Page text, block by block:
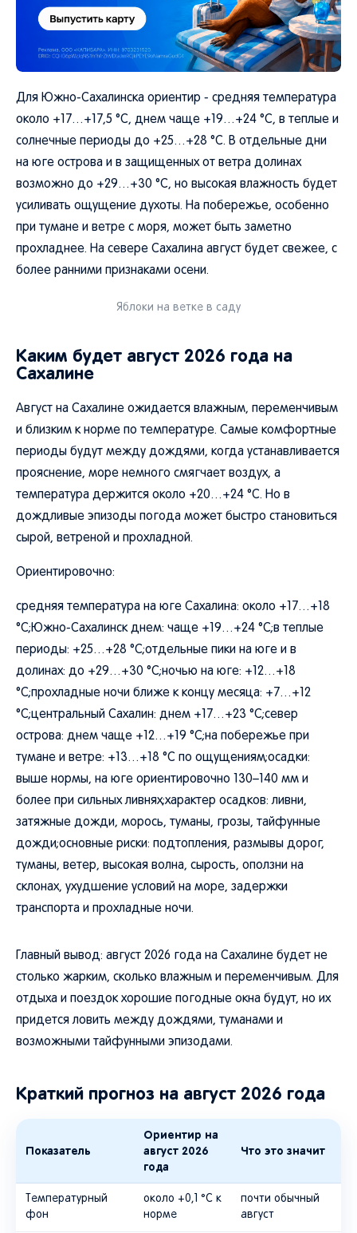
Для Южно-Сахалинска ориентир - средняя температура
около +17…+17,5 °C, днем чаще +19…+24 °C, в теплые и
солнечные периоды до +25…+28 °C. В отдельные дни
на юге острова и в защищенных от ветра долинах
возможно до +29…+30 °C, но высокая влажность будет
усиливать ощущение духоты. На побережье, особенно
при тумане и ветре с моря, может быть заметно
прохладнее. На севере Сахалина август будет свежее, с
более ранними признаками осени.
Яблоки на ветке в саду
Каким будет август 2026 года на
Сахалине
Август на Сахалине ожидается влажным, переменчивым
и близким к норме по температуре. Самые комфортные
периоды будут между дождями, когда устанавливается
прояснение, море немного смягчает воздух, а
температура держится около +20…+24 °C. Но в
дождливые эпизоды погода может быстро становиться
сырой, ветреной и прохладной.
Ориентировочно:
средняя температура на юге Сахалина: около +17…+18
°C;Южно-Сахалинск днем: чаще +19…+24 °C;в теплые
периоды: +25…+28 °C;отдельные пики на юге и в
долинах: до +29…+30 °C;ночью на юге: +12…+18
°C;прохладные ночи ближе к концу месяца: +7…+12
°C;центральный Сахалин: днем +17…+23 °C;север
острова: днем чаще +12…+19 °C;на побережье при
тумане и ветре: +13…+18 °C по ощущениям;осадки:
выше нормы, на юге ориентировочно 130–140 мм и
более при сильных ливнях;характер осадков: ливни,
затяжные дожди, морось, туманы, грозы, тайфунные
дожди;основные риски: подтопления, размывы дорог,
туманы, ветер, высокая волна, сырость, оползни на
склонах, ухудшение условий на море, задержки
транспорта и прохладные ночи.
Главный вывод: август 2026 года на Сахалине будет не
столько жарким, сколько влажным и переменчивым. Для
отдыха и поездок хорошие погодные окна будут, но их
придется ловить между дождями, туманами и
возможными тайфунными эпизодами.
Краткий прогноз на август 2026 года
Показатель
Ориентир на
август 2026
года
Что это значит
Температурный
фон
около +0,1 °C к
норме
почти обычный
август